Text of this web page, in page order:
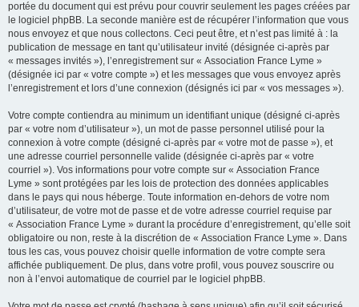
portée du document qui est prévu pour couvrir seulement les pages créées par
le logiciel phpBB. La seconde manière est de récupérer l’information que vous
nous envoyez et que nous collectons. Ceci peut être, et n’est pas limité à : la
publication de message en tant qu’utilisateur invité (désignée ci-après par
« messages invités »), l’enregistrement sur « Association France Lyme »
(désignée ici par « votre compte ») et les messages que vous envoyez après
l’enregistrement et lors d’une connexion (désignés ici par « vos messages »).
Votre compte contiendra au minimum un identifiant unique (désigné ci-après
par « votre nom d’utilisateur »), un mot de passe personnel utilisé pour la
connexion à votre compte (désigné ci-après par « votre mot de passe »), et
une adresse courriel personnelle valide (désignée ci-après par « votre
courriel »). Vos informations pour votre compte sur « Association France
Lyme » sont protégées par les lois de protection des données applicables
dans le pays qui nous héberge. Toute information en-dehors de votre nom
d’utilisateur, de votre mot de passe et de votre adresse courriel requise par
« Association France Lyme » durant la procédure d’enregistrement, qu’elle soit
obligatoire ou non, reste à la discrétion de « Association France Lyme ». Dans
tous les cas, vous pouvez choisir quelle information de votre compte sera
affichée publiquement. De plus, dans votre profil, vous pouvez souscrire ou
non à l’envoi automatique de courriel par le logiciel phpBB.